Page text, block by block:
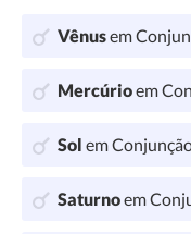
Vênusem
Mercúrioem
Sol em
Saturnoem